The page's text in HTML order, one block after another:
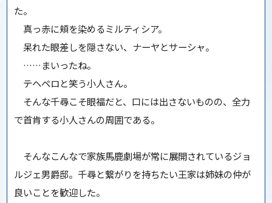
た。
真っ赤に頬を染めるミルティシア。
呆れた眼差しを隠さない、ナーヤとサーシャ。
……まいったね。
テヘペロと笑う小人さん。
そんな千尋こそ眼福だと、口には出さないものの、全力
で首肯する小人さんの周囲である。
そんなこんなで家族馬鹿劇場が常に展開されているジョ
ルジェ男爵邸。千尋と繋がりを持ちたい王家は姉妹の仲が
良いことを歓迎した。